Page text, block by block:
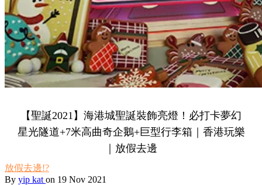
【聖誕2021】海港城聖誕裝飾亮燈！必打卡夢幻
星光隧道+7米高曲奇企鵝+巨型行李箱｜香港玩樂
｜放假去邊
放假去邊!?
By yip kat on 19 Nov 2021